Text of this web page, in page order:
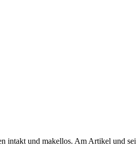
intakt und makellos. Am Artikel und